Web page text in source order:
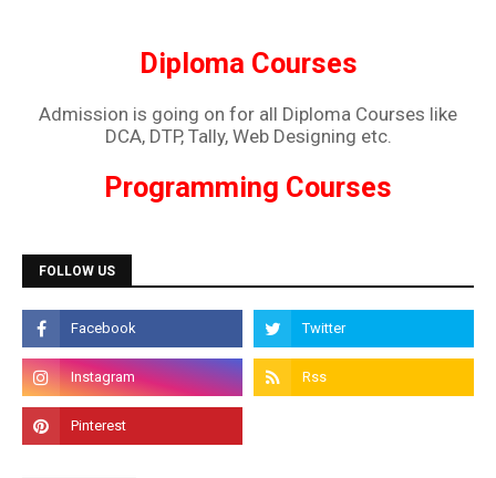
Admission is going on for all Diploma Courses like
Programming Courses
Admission is going on for Programming Languages
FOLLOW US